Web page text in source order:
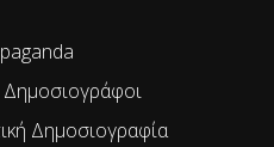
Δημοσιογράφοι
Δημοσιογραφία